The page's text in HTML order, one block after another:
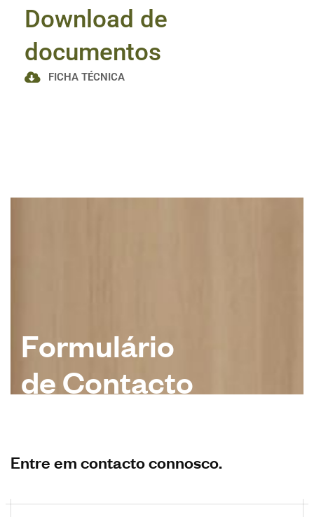
Download de
documentos
FICHA TÉCNICA
Formulário
de Contacto
Entre em contacto connosco.